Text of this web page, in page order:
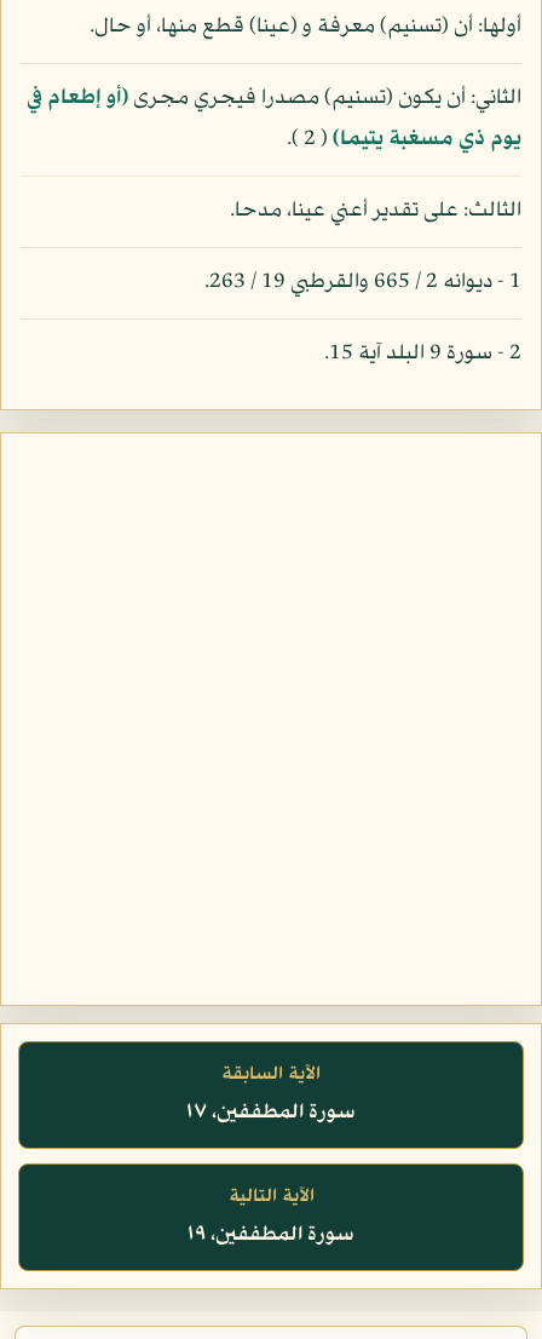
أولها: أن (تسنيم) معرفة و (عينا) قطع منها، أو حال.
الثاني: أن يكون (تسنيم) مصدرا فيجري مجرى(أو إطعام في
يوم ذي مسغبة يتيما)( 2 ).
الثالث: على تقدير أعني عينا، مدحا.
1 - ديوانه 2 / 665 والقرطبي 19 / 263.
2 - سورة 9 البلد آية 15.
الآية السابقة
سورة المطففين، ١٧
الآية التالية
سورة المطففين، ١٩